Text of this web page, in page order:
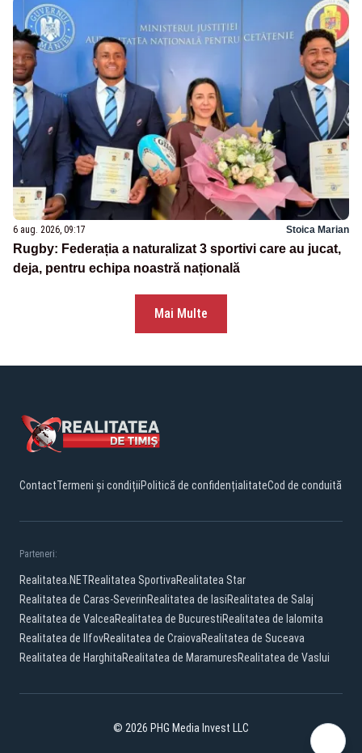
6 aug. 2026, 09:17 Stoica Marian
Rugby: Federația a naturalizat 3 sportivi care au jucat,
deja, pentru echipa noastră națională
Mai Multe
ContactTermeni și condițiiPolitică de confidențialitateCod de conduită
Parteneri:
Realitatea.NETRealitatea SportivaRealitatea Star
Realitatea de Caras-SeverinRealitatea de IasiRealitatea de Salaj
Realitatea de ValceaRealitatea de BucurestiRealitatea de Ialomita
Realitatea de IlfovRealitatea de CraiovaRealitatea de Suceava
Realitatea de HarghitaRealitatea de MaramuresRealitatea de Vaslui
© 2026 PHG Media Invest LLC